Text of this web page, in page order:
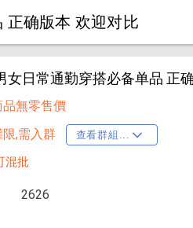
正确版本 欢迎对比
女日常通勤穿搭必备单品 正
品無零售價
,需入群 查看群組...
混批
2626